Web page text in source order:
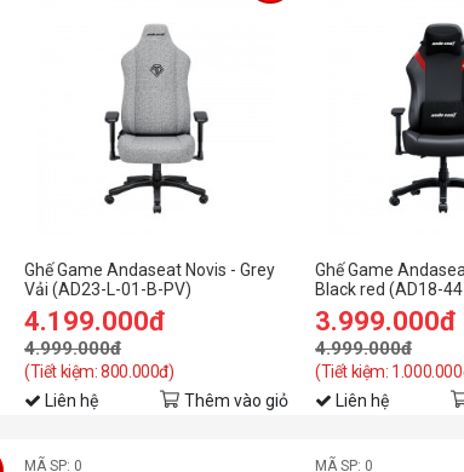
Ghế Game Andaseat Novis - Grey
Vải (AD23-L-01-B-PV)
4.199.000đ
4.999.000đ
(Tiết kiệm: 800.000đ)
Liên hệ Thêm vào giỏ
Ghế Game
Black red (AD18-
3.999.000đ
4.999.000đ
(Tiết kiệm:
Liên hệ
MÃ SP: 0 MÃ SP: 0